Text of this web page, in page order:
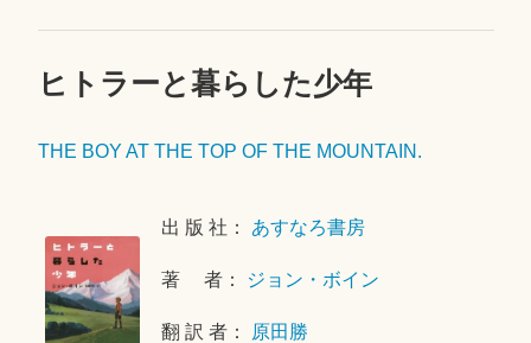
ヒトラーと暮らした少年
THE BOY AT THE TOP OF THE MOUNTAIN.
出 版 社： あすなろ書房
著 者： ジョン・ボイン
翻 訳 者： 原田勝